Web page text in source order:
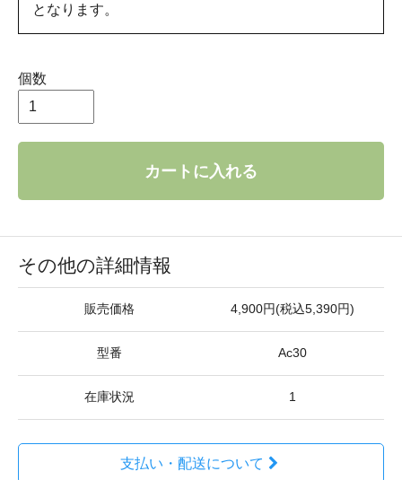
となります。
個数
カートに入れる
その他の詳細情報
販売価格 4,900円(税込5,390円)
型番 Ac30
在庫状況 1
支払い・配送について